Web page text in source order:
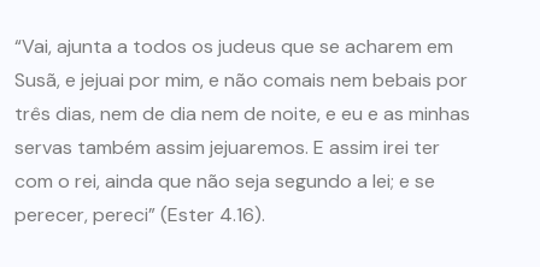
“Vai, ajunta a todos os judeus que se acharem em
Susã, e jejuai por mim, e não comais nem bebais por
três dias, nem de dia nem de noite, e eu e as minhas
servas também assim jejuaremos. E assim irei ter
com o rei, ainda que não seja segundo a lei; e se
perecer, pereci” (Ester 4.16).